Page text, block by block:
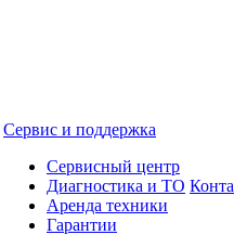
Сервис и поддержка
Сервисный центр
Диагностика и ТО
Аренда техники
Гарантии